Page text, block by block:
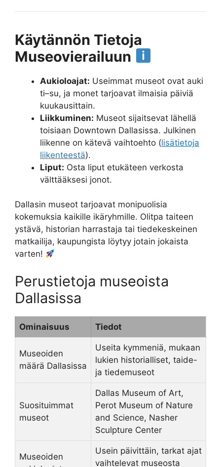
Käytännön Tietoja
Museovierailuun
Aukioloajat: Useimmat museot ovat auki
ti–su, ja monet tarjoavat ilmaisia päiviä
kuukausittain.
Liikkuminen: Museot sijaitsevat lähellä
toisiaan Downtown Dallasissa. Julkinen
liikenne on kätevä vaihtoehto (lisätietoja
liikenteestä).
Liput: Osta liput etukäteen verkosta
välttääksesi jonot.
Dallasin museot tarjoavat monipuolisia
kokemuksia kaikille ikäryhmille. Olitpa taiteen
ystävä, historian harrastaja tai tiedekeskeinen
matkailija, kaupungista löytyy jotain jokaista
varten!
Perustietoja museoista
Dallasissa
Ominaisuus Tiedot
Museoiden
määrä Dallasissa
Useita kymmeniä, mukaan
lukien historialliset, taide-
ja tiedemuseot
Suosituimmat
museot
Dallas Museum of Art,
Perot Museum of Nature
and Science, Nasher
Sculpture Center
Museoiden
Usein päivittäin, tarkat ajat
vaihtelevat museosta